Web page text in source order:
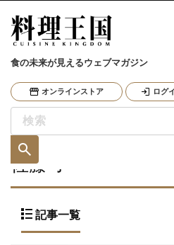
食の未来が見えるウェブマガジン
オンラインストア ログ
佐藤 了
記事一覧